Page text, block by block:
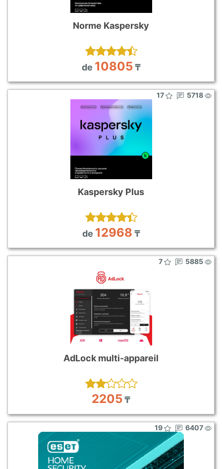
Norme Kaspersky
de 10805 ₸
17 5718
Kaspersky Plus
de 12968 ₸
7 5885
AdLock multi-appareil
2205₸
19 6407